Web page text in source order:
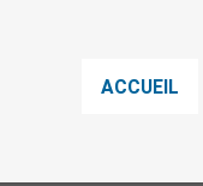
ACCUEIL